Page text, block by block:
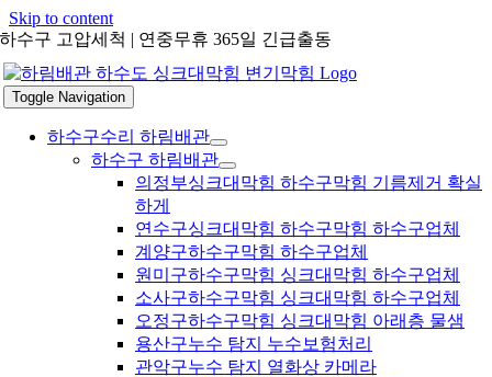
Skip to content
하수구 고압세척 | 연중무휴 365일 긴급출동
Toggle Navigation
하수구수리 하림배관
하수구 하림배관
의정부싱크대막힘 하수구막힘 기름제거 확실
하게
연수구싱크대막힘 하수구막힘 하수구업체
계양구하수구막힘 하수구업체
원미구하수구막힘 싱크대막힘 하수구업체
소사구하수구막힘 싱크대막힘 하수구업체
오정구하수구막힘 싱크대막힘 아래층 물샘
용산구누수 탐지 누수보험처리
관악구누수 탐지 열화상 카메라